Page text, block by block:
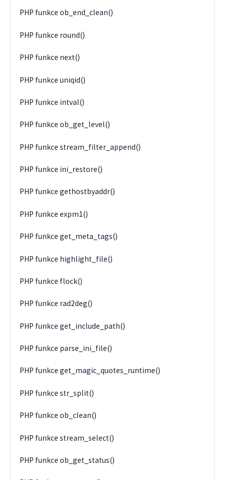
PHP funkce ob_end_clean()
PHP funkce round()
PHP funkce next()
PHP funkce uniqid()
PHP funkce intval()
PHP funkce ob_get_level()
PHP funkce stream_filter_append()
PHP funkce ini_restore()
PHP funkce gethostbyaddr()
PHP funkce expm1()
PHP funkce get_meta_tags()
PHP funkce highlight_file()
PHP funkce flock()
PHP funkce rad2deg()
PHP funkce get_include_path()
PHP funkce parse_ini_file()
PHP funkce get_magic_quotes_runtime()
PHP funkce str_split()
PHP funkce ob_clean()
PHP funkce stream_select()
PHP funkce ob_get_status()